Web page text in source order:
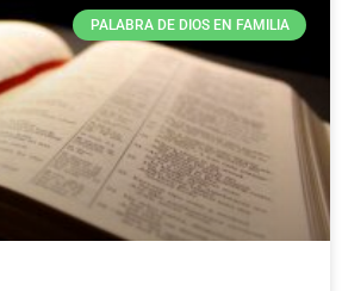
PALABRA DE DIOS EN FAMILIA